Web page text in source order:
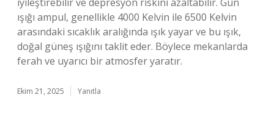
ışığı ampul, genellikle 4000 Kelvin ile 6500 Kelvin
arasındaki sıcaklık aralığında ışık yayar ve bu ışık,
doğal güneş ışığını taklit eder. Böylece mekanlarda
ferah ve uyarıcı bir atmosfer yaratır.
Ekim 21, 2025 Yanıtla